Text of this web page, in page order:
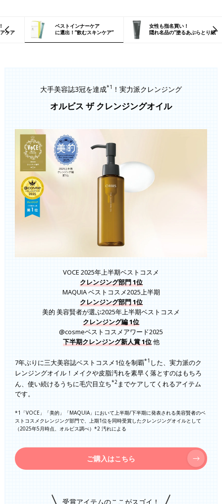
ケア
ベストインナーケア
に選出！ ”飲むスキンケア”
女性も指名買い！
隠れ名品の”塗るあぶらとり紙”
大手美容誌3冠を達成*1 ！実力派クレンジング
オルビス ザ クレンジングオイル
VOCE 2025年上半期ベストコスメ
クレンジング部門 1位
MAQUIA ベストコスメ2025上半期
クレンジング部門 1位
美的 美容賢者が選ぶ2025年上半期ベストコスメ
クレンジング編 1位
@cosmeベストコスメアワード2025
下半期クレンジング新人賞 1位他
7年ぶりに三大美容誌ベストコスメ1位を制覇*1 した、実力派のク
レンジングオイル！メイクや皮脂汚れを素早く落とすのはもちろ
ん、使い続けるうちに毛穴目立ち*2 までケアしてくれるアイテム
です。
*1「VOCE」「美的」「MAQUIA」において上半期/下半期に発表される美容賢者のベ
ストコスメクレンジング部門で、上期1位を同時受賞したクレンジングオイルとして
（2025年5月時点、オルビス調べ）*2 汚れによる
ご購入はこちら
受賞アイテムのここがスゴイ！